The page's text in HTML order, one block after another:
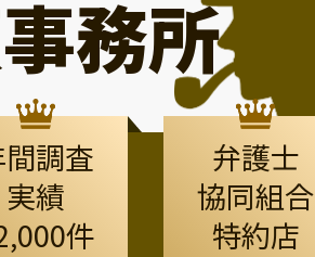
務所
調査
実績
件
弁護士
協同組合
特約店